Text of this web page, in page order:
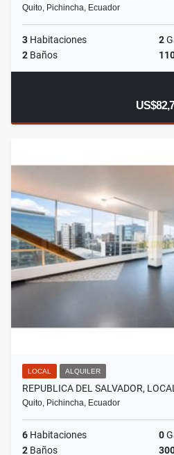
Quito, Pichincha, Ecuador
3 Habitaciones 2
2 Baños
LOCAL ALQUILER
REPUBLICA DEL SALVADOR,
Quito, Pichincha, Ecuador
6 Habitaciones 0
2 Baños